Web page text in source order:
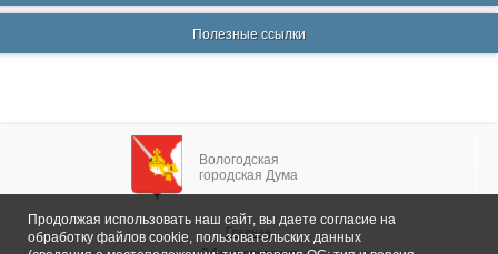
Полезные ссылки
Вологодская
городская Дума
Главная
Продолжая использовать наш сайт, вы даете согласие на
обработку файлов cookie, пользовательских данных